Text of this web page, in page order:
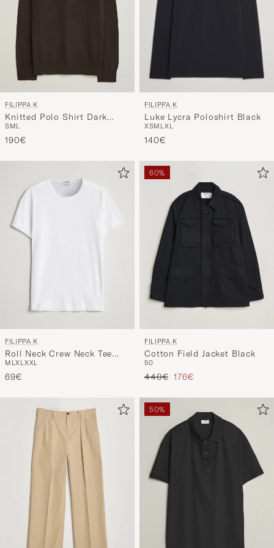
FILIPPA K
Knitted Polo Shirt Dark
Chocolate
SML
190€
FILIPPA K
Luke Lycra Poloshirt Black
XSM LXL
140€
FILIPPA K
Roll Neck Crew Neck Tee
White
M LXLXXL
69€
60%
FILIPPA K
Cotton Field Jacket Black
50
Regulärer Preis
440€ Reduzierter Preis
176€
50%